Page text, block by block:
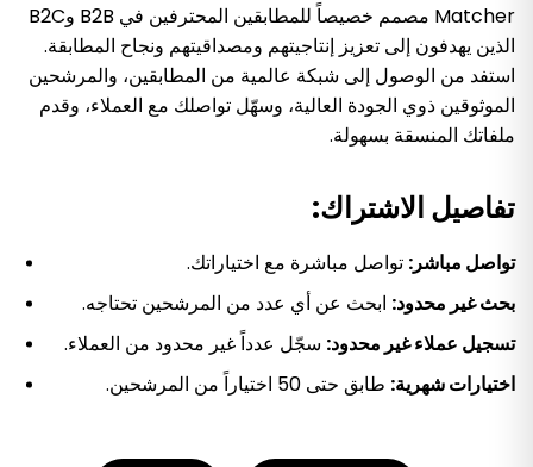
Matcher مصمم خصيصاً للمطابقين المحترفين في B2B وB2C
الذين يهدفون إلى تعزيز إنتاجيتهم ومصداقيتهم ونجاح المطابقة.
استفد من الوصول إلى شبكة عالمية من المطابقين، والمرشحين
الموثوقين ذوي الجودة العالية، وسهّل تواصلك مع العملاء، وقدم
ملفاتك المنسقة بسهولة.
تفاصيل الاشتراك:
تواصل مباشر: تواصل مباشرة مع اختياراتك.
بحث غير محدود: ابحث عن أي عدد من المرشحين تحتاجه.
تسجيل عملاء غير محدود: سجّل عدداً غير محدود من العملاء.
اختيارات شهرية: طابق حتى 50 اختياراً من المرشحين.